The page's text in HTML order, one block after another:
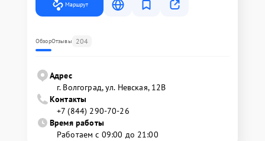
Маршрут
ОбзорОтзывы 204
Адрес
г. Волгоград, ул. Невская, 12В
Контакты
+7 (844) 290-70-26
Время работы
Работаем с 09:00 до 21:00